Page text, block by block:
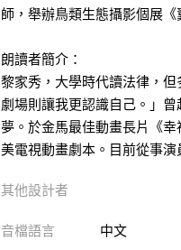
師，舉辦鳥類生態攝影個展《
朗讀者簡介：
黎家秀，大學時代讀法律，
劇場則讓我更認識自己。」
夢。於金馬最佳動畫長片《
美電視動畫劇本。目前從事演
其他設計者
音檔語言 中文